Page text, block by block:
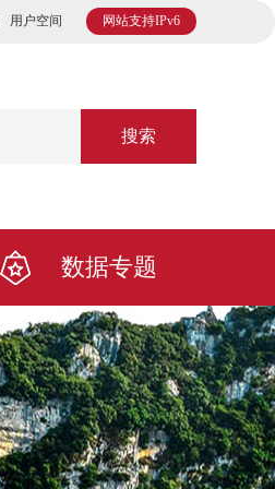
网站支持IPv6
用户空间
搜索
数据专题